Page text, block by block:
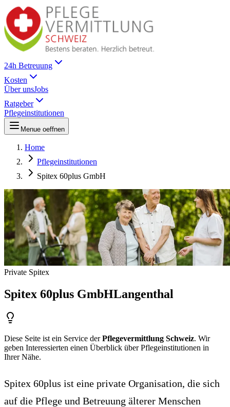
24h Betreuung
Kosten
Über unsJobs
Ratgeber
Pflegeinstitutionen
Menue oeffnen
Home
Pflegeinstitutionen
Spitex 60plus GmbH
Private Spitex
Spitex 60plus GmbHLangenthal
Diese Seite ist ein Service derPflegevermittlung Schweiz. Wir
geben Interessierten einen Überblick über Pflegeinstitutionen in
Ihrer Nähe.
Spitex 60plus ist eine private Organisation, die sich
auf die Pflege und Betreuung älterer Menschen